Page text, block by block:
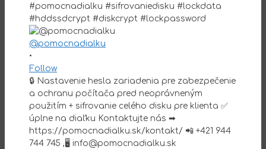
@pomocnadialku
•
Follow
🔒 Nastavenie hesla zariadenia pre zabezpečenie
a ochranu počítača pred neoprávneným
použitím + sifrovanie celého disku pre klienta ✅
úplne na diaľku Kontaktujte nás ➡
https://pomocnadialku.sk/kontakt/ 📲 +421 944
744 745 ,🖥 info@pomocnadialku.sk